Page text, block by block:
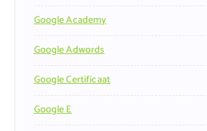
Google Academy
Google Adwords
Google Certificaat
Google E